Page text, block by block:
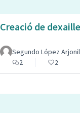
Creació de
Segundo López
2
2